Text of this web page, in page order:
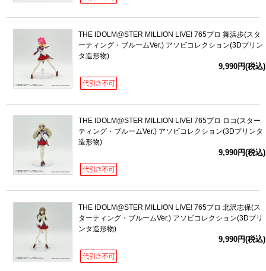
THE IDOLM@STER MILLION LIVE! 765プロ 舞浜歩(スタ
ーティング・ブルームVer.) アソビコレクション(3Dプリン
タ造形物)
9,990円(税込)
THE IDOLM@STER MILLION LIVE! 765プロ ロコ(スター
ティング・ブルームVer.) アソビコレクション(3Dプリンタ
造形物)
9,990円(税込)
THE IDOLM@STER MILLION LIVE! 765プロ 北沢志保(ス
ターティング・ブルームVer.) アソビコレクション(3Dプリ
ンタ造形物)
9,990円(税込)